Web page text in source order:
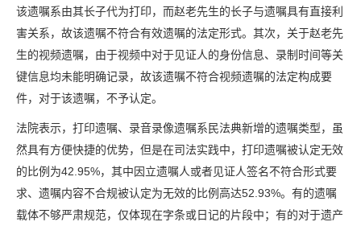
该遗嘱系由其长子代为打印，而赵老先生的长子与遗嘱具有直接利
害关系，故该遗嘱不符合有效遗嘱的法定形式。其次，关于赵老先
生的视频遗嘱，由于视频中对于见证人的身份信息、录制时间等关
键信息均未能明确记录，故该遗嘱不符合视频遗嘱的法定构成要
件，对于该遗嘱，不予认定。
法院表示，打印遗嘱、录音录像遗嘱系民法典新增的遗嘱类型，虽
然具有方便快捷的优势，但是在司法实践中，打印遗嘱被认定无效
的比例为42.95%，其中因立遗嘱人或者见证人签名不符合形式要
求、遗嘱内容不合规被认定为无效的比例高达52.93%。有的遗嘱
载体不够严肃规范，仅体现在字条或日记的片段中；有的对于遗产